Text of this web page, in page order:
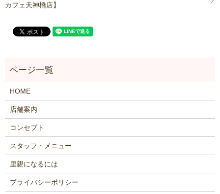
カフェ天神橋店】
HOME
店舗案内
コンセプト
スタッフ・メニュー
里親になるには
プライバシーポリシー